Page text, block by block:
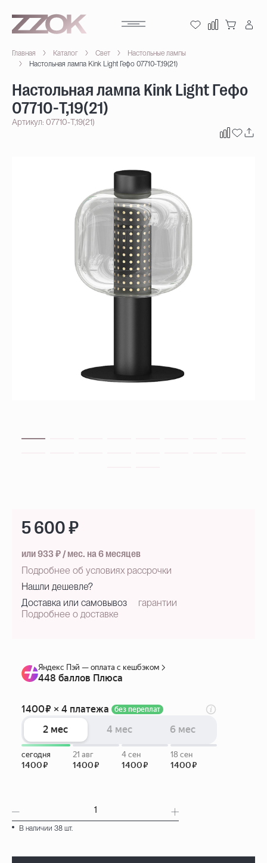
Главная Каталог Свет
Настольные лампы
Настольная лампа Kink Light Гефо 07710-T,19(21)
Настольная лампа Kink Light Гефо
07710-T,19(21)
Артикул: 07710-T,19(21)
В наличии 38 шт.
5 600 ₽
или 933 ₽ / мес. на 6 месяцев
Подробнее об условиях рассрочки
Нашли дешевле?
Доставка или самовывоз
Подробнее о доставке
гарантии